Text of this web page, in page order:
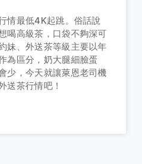
情最低4K起跳。俗話說
喝高級茶，口袋不夠深可
妹、外送茶等級主要以年
為區分，奶大腿細臉蛋
少，今天就讓萊恩老司機
送茶行情吧！